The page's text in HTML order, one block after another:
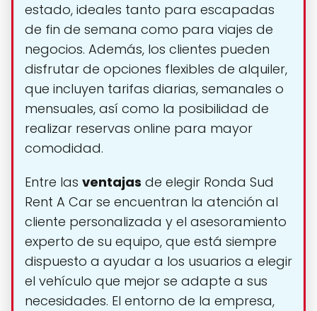
estado, ideales tanto para escapadas
de fin de semana como para viajes de
negocios. Además, los clientes pueden
disfrutar de opciones flexibles de alquiler,
que incluyen tarifas diarias, semanales o
mensuales, así como la posibilidad de
realizar reservas online para mayor
comodidad.
Entre las ventajas de elegir Ronda Sud
Rent A Car se encuentran la atención al
cliente personalizada y el asesoramiento
experto de su equipo, que está siempre
dispuesto a ayudar a los usuarios a elegir
el vehículo que mejor se adapte a sus
necesidades. El entorno de la empresa,